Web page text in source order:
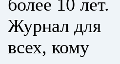
более 10 лет.
Журнал для
всех, кому